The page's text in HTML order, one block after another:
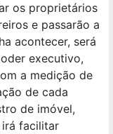
os proprietários
e passarão a
acontecer, será
executivo,
a medição de
de cada
de imóvel,
irá facilitar